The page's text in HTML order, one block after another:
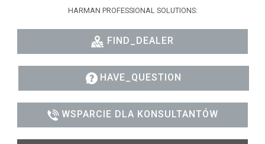
HARMAN PROFESSIONAL SOLUTIONS:
FIND_DEALER
HAVE_QUESTION
WSPARCIE DLA KONSULTANTÓW